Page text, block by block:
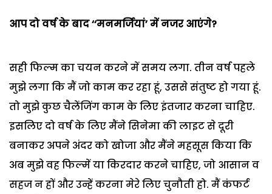
आप दो वर्ष के बाद ‘‘मनमर्जियां’ में नजर आएंगे?
सही फिल्म का चयन करने में समय लगा. तीन वर्ष पहले
मुझे लगा कि मैं जो काम कर रहा हूं, उससे संतुष्ट हो गया हूं.
तो मुझे कुछ चैलेंजिंग काम के लिए इंतजार करना चाहिए.
इसलिए दो वर्ष के लिए मैंने सिनेमा की लाइट से दूरी
बनाकर अपने अंदर को खोजा और मैंने महसूस किया कि
अब मुझे वह फिल्में या किरदार करने चाहिए, जो आसान व
सहज न हों और उन्हें करना मेरे लिए चुनौती हो. मैं कंफर्ट